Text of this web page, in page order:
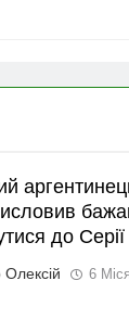
до
6